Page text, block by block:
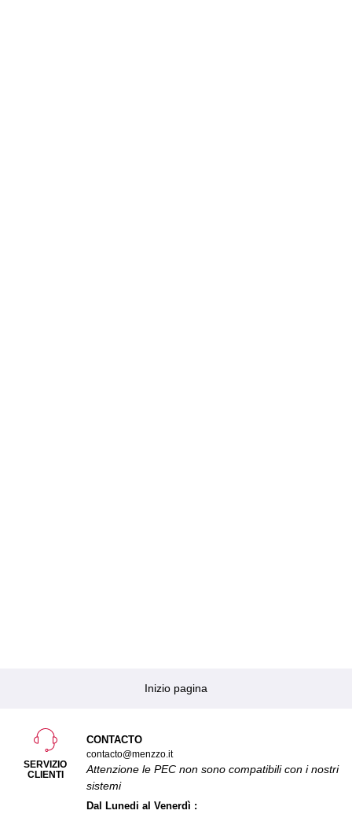
Inizio pagina
SERVIZIO
CLIENTI
CONTACTO
contacto@menzzo.it
Attenzione le PEC non sono compatibili con i nostri
sistemi
Dal Lunedi al Venerdì :